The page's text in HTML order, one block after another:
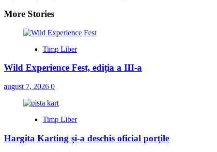
More Stories
Timp Liber
Wild Experience Fest, ediţia a III-a
august 7, 2026 0
Timp Liber
Hargita Karting şi-a deschis oficial porţile